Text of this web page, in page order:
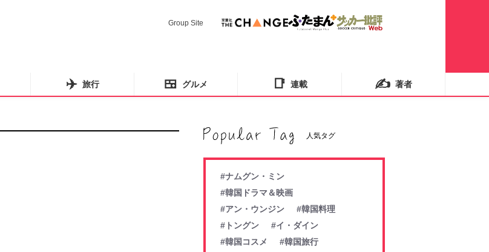
Group Site
✈️ 旅行 🍱 グルメ 📑 連載 ✍️ 著者
人気タグ
#ナムグン・ミン
#韓国ドラマ＆映画
#アン・ウンジン
#韓国料理
#トングン
#イ・ダイン
#韓国コスメ
#韓国旅行